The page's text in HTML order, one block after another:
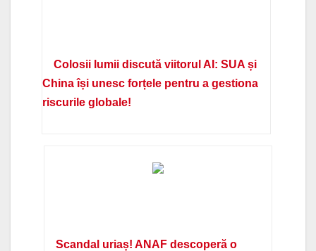
Colosii lumii discută viitorul AI: SUA și
China își unesc forțele pentru a gestiona
riscurile globale!
Scandal uriaș! ANAF descoperă o